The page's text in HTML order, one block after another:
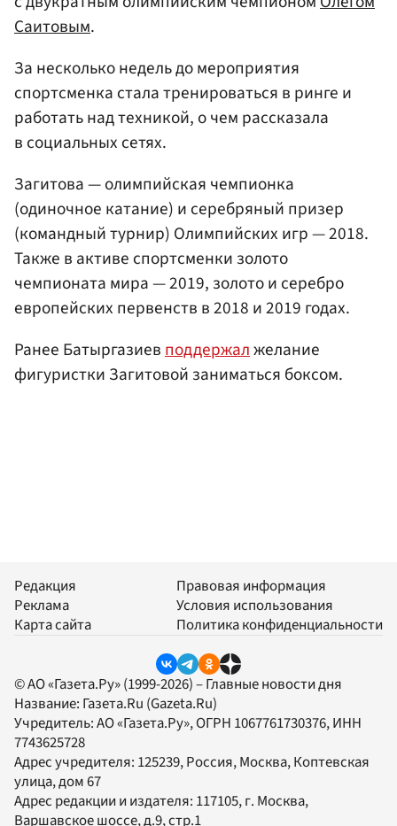
Саитовым.
За несколько недель до мероприятия
спортсменка стала тренироваться в ринге и
работать над техникой, о чем рассказала
в социальных сетях.
Загитова — олимпийская чемпионка
(одиночное катание) и серебряный призер
(командный турнир) Олимпийских игр — 2018.
Также в активе спортсменки золото
чемпионата мира — 2019, золото и серебро
европейских первенств в 2018 и 2019 годах.
Ранее Батыргазиевподдержалжелание
фигуристки Загитовой заниматься боксом.
Редакция
Реклама
Карта сайта
Правовая информация
Условия использования
Политика конфиденциальности
© АО «Газета.Ру» (1999-2026) – Главные новости дня
Название: Газета.Ru (Gazeta.Ru)
Учредитель:АО «Газета.Ру», ОГРН 1067761730376, ИНН
7743625728
Адрес учредителя: 125239, Россия, Москва, Коптевская
улица, дом 67
Адрес редакции и издателя: 117105, г. Москва,
Варшавское шоссе, д.9, стр.1